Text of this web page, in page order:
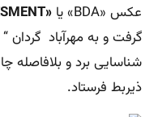
عكس «BDA» یا
«BOMB DAMAGE ASSESMENT»
گرفت و به مهرآباد گردان “ RTS ” یعنی گردان فنی
شناسایی برد و بلافاصله
ذیربط فرستاد.